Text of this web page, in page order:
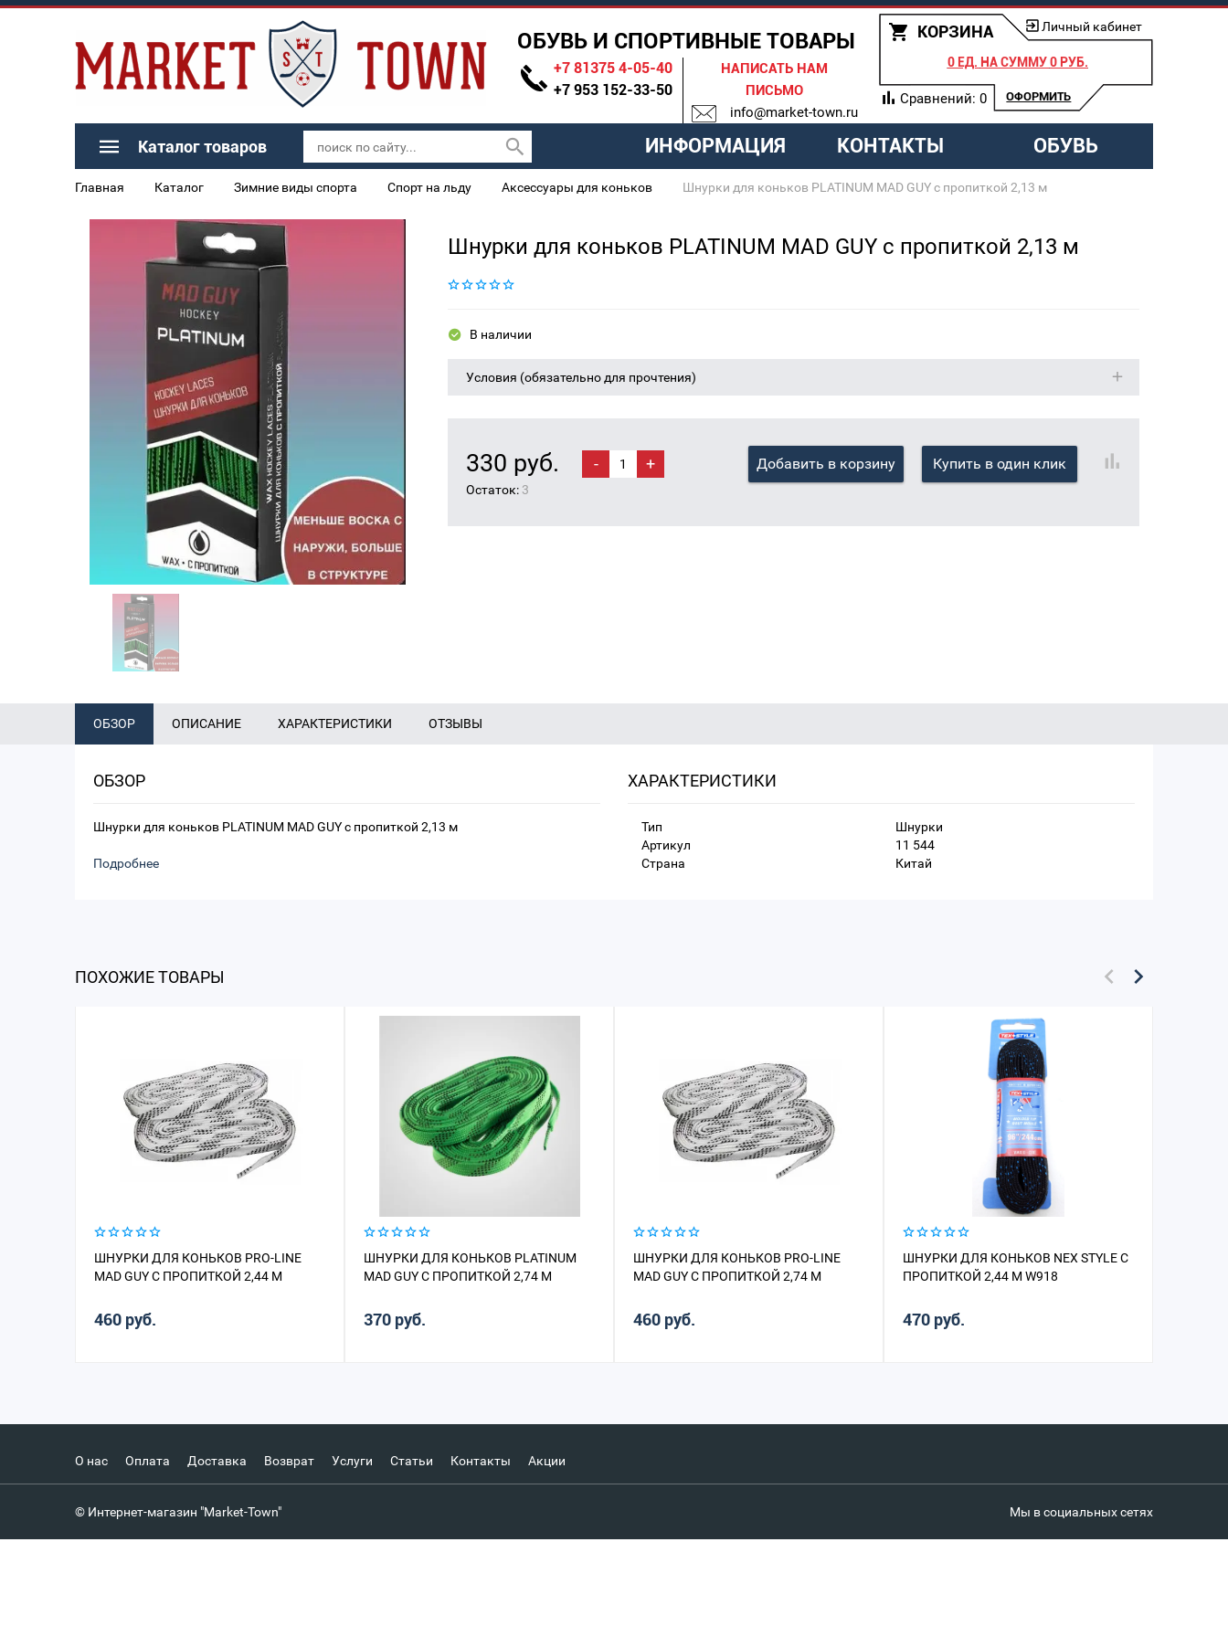
ОБУВЬ И СПОРТИВНЫЕ ТОВАРЫ
+7 81375 4-05-40
+7 953 152-33-50
НАПИСАТЬ НАМ
ПИСЬМО
info@market-town.ru
КОРЗИНА Личный кабинет
0 ЕД. НА СУММУ0 РУБ.
ОФОРМИТЬ
Сравнений: 0
Каталог товаров ИНФОРМАЦИЯ КОНТАКТЫ ОБУВЬ
Главная Каталог Зимние виды спорта Спорт на льду Аксессуары для коньков Шнурки для коньков PLATINUM MAD GUY с пропиткой 2,13 м
Шнурки для коньков PLATINUM MAD GUY с пропиткой 2,13 м
В наличии
Условия (обязательно для прочтения)
330 руб.
Остаток: 3
- + Добавить в корзину Купить в один клик
ОБЗОР ОПИСАНИЕ ХАРАКТЕРИСТИКИ ОТЗЫВЫ
ОБЗОР
Шнурки для коньков PLATINUM MAD GUY с пропиткой 2,13 м
Подробнее
ХАРАКТЕРИСТИКИ
Тип
Шнурки
Артикул
11 544
Страна
Китай
ПОХОЖИЕ ТОВАРЫ
ШНУРКИ ДЛЯ КОНЬКОВ PRO-LINE
MAD GUY С ПРОПИТКОЙ 2,44 М
460 руб.
ШНУРКИ ДЛЯ КОНЬКОВ PLATINUM
MAD GUY С ПРОПИТКОЙ 2,74 М
370 руб.
ШНУРКИ ДЛЯ КОНЬКОВ PRO-LINE
MAD GUY С ПРОПИТКОЙ 2,74 М
460 руб.
ШНУРКИ ДЛЯ КОНЬКОВ NEX STYLE С
ПРОПИТКОЙ 2,44 М W918
470 руб.
О нас Оплата Доставка Возврат Услуги Статьи Контакты Акции
© Интернет-магазин "Market-Town" Мы в социальных сетях